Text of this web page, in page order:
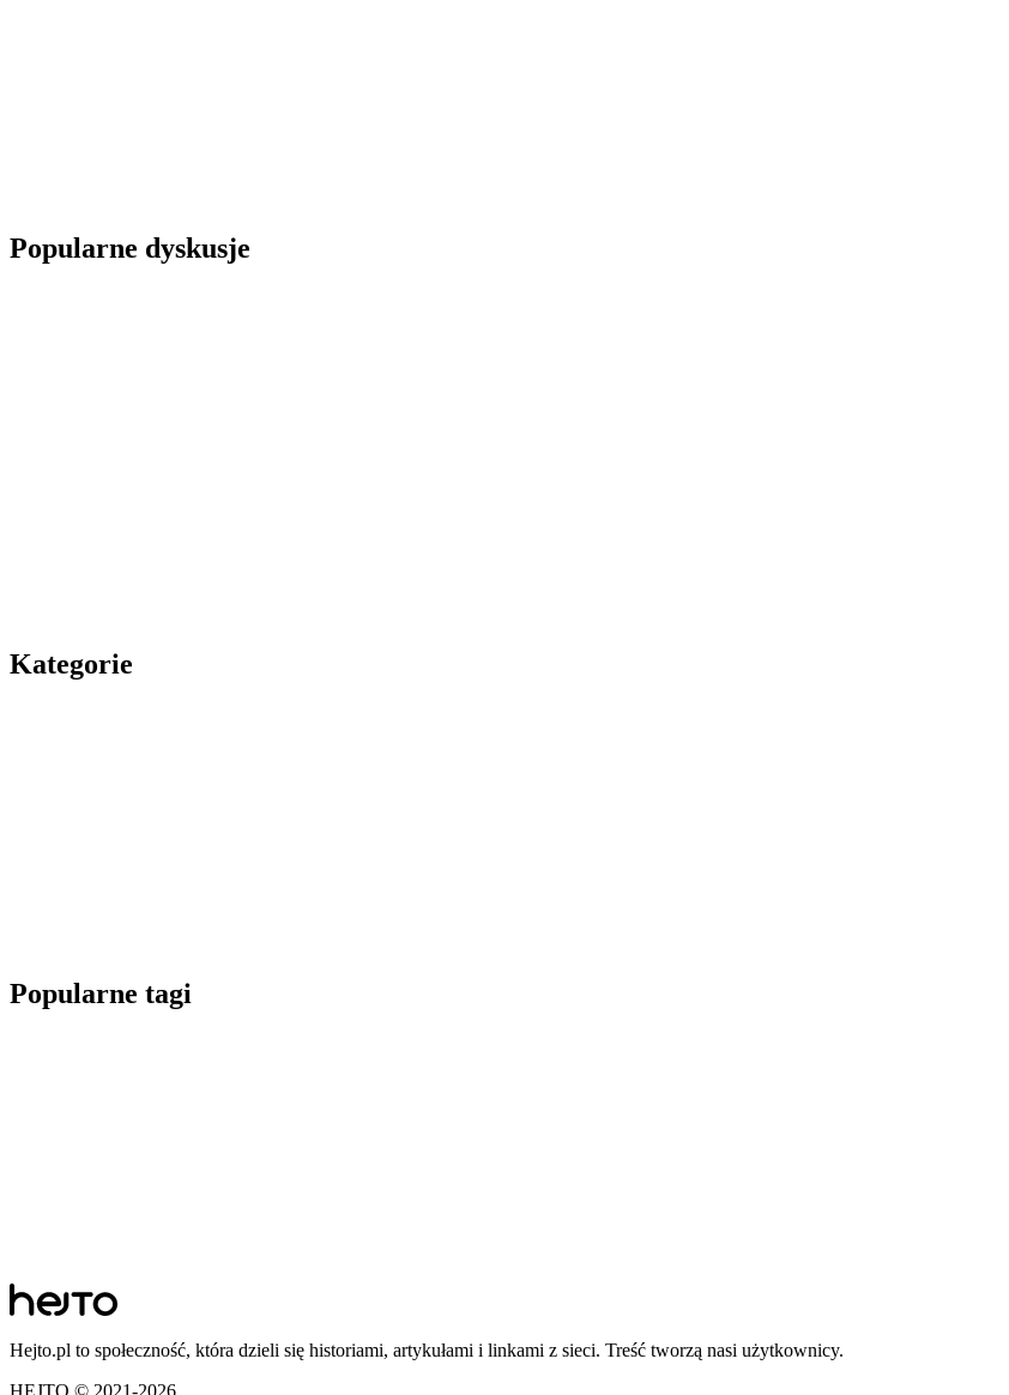
Popularne dyskusje
Kategorie
Popularne tagi
Hejto.pl to społeczność, która dzieli się historiami, artykułami i linkami z sieci. Treść tworzą nasi użytkownicy.